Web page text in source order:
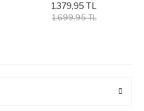
1.379,95 TL
1.699,95 TL